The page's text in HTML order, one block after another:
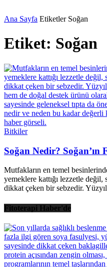
Ana Sayfa Etiketler Soğan
Etiket: Soğan
Bitkiler
Soğan Nedir? Soğan’ın
Mutfakların en temel
yemeklere kattığı lezzetle
dikkat çeken bir sebzedir.
Fitoterapi Haber'de